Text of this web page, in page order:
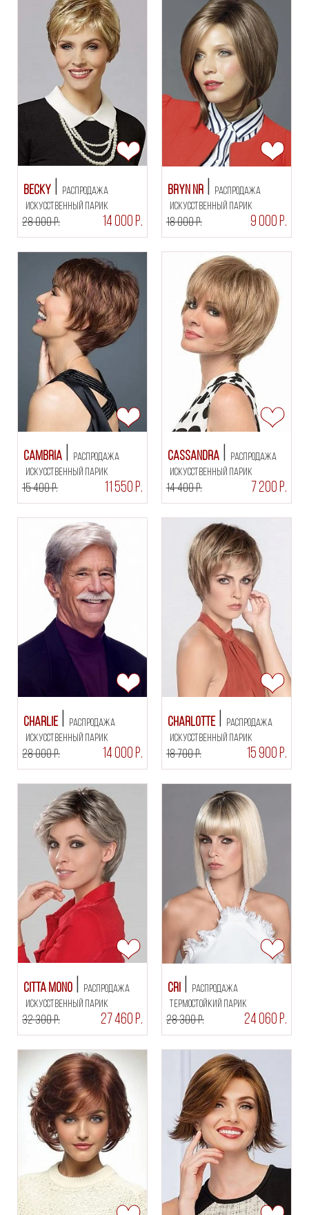
Becky
искусственный парик
РАСПРОДАЖА
28 000 Р. 14 000 Р.
Bryn NR
искусственный парик
РАСПРОДАЖА
18 000 Р. 9 000 Р.
Cambria
искусственный парик
РАСПРОДАЖА
15 400 Р. 11 550 Р.
Cassandra
искусственный парик
РАСПРОДАЖА
14 400 Р. 7 200 Р.
Charlie
искусственный парик
РАСПРОДАЖА
28 000 Р. 14 000 Р.
Charlotte
искусственный парик
РАСПРОДАЖА
18 700 Р. 15 900 Р.
Citta Mono
искусственный парик
РАСПРОДАЖА
32 300 Р. 27 460 Р.
Cri
термостойкий парик
РАСПРОДАЖА
28 300 Р. 24 060 Р.